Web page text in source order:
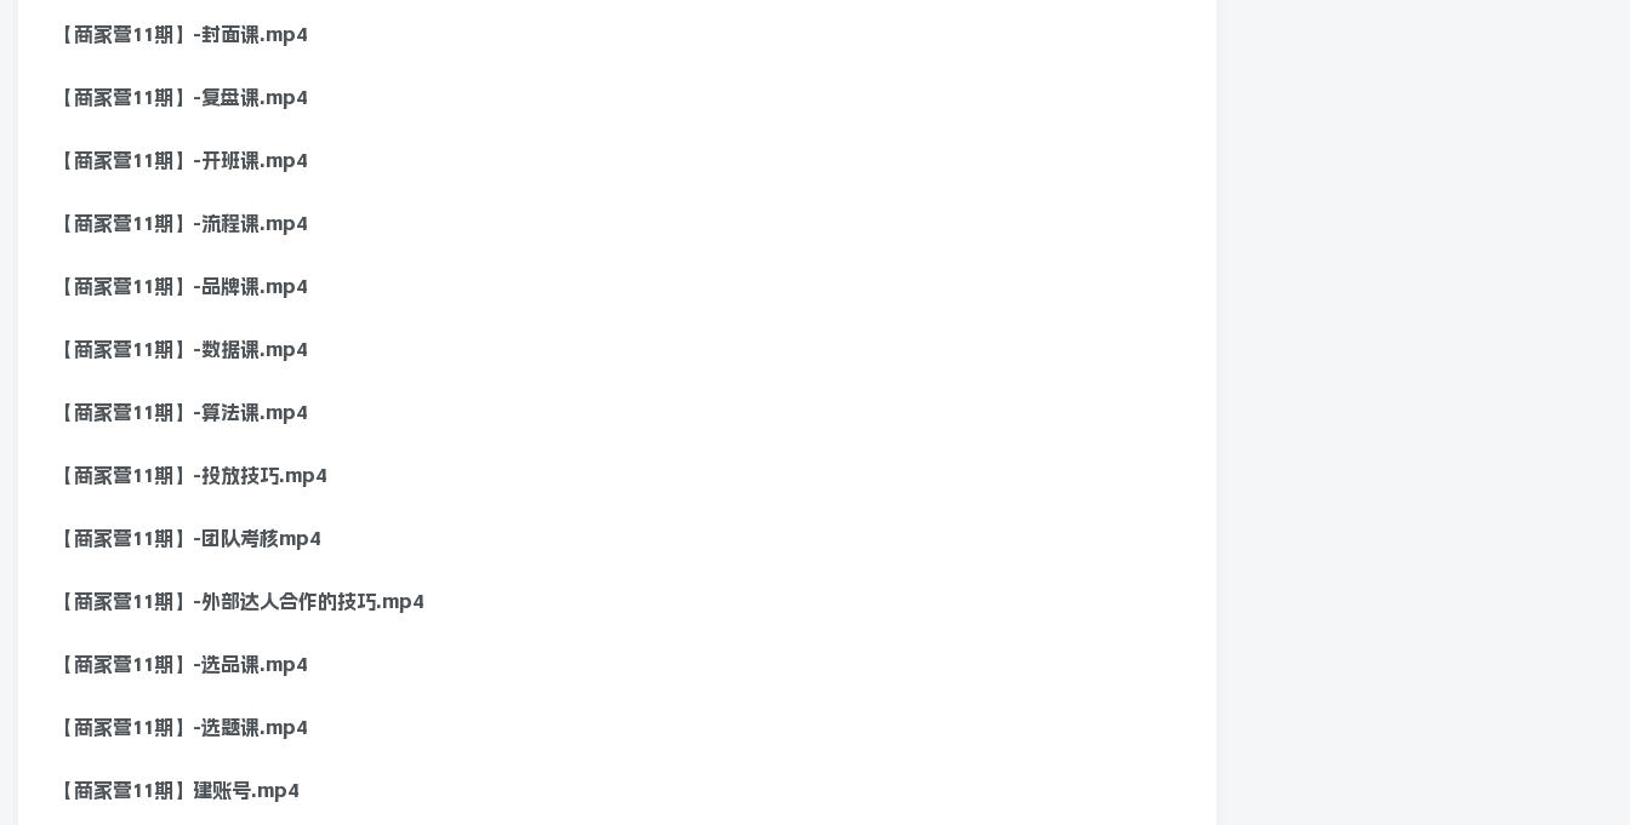
【商家营11期】-封面课.mp4
【商家营11期】-复盘课.mp4
【商家营11期】-开班课.mp4
【商家营11期】-流程课.mp4
【商家营11期】-品牌课.mp4
【商家营11期】-数据课.mp4
【商家营11期】-算法课.mp4
【商家营11期】-投放技巧.mp4
【商家营11期】-团队考核mp4
【商家营11期】-外部达人合作的技巧.mp4
【商家营11期】-选品课.mp4
【商家营11期】-选题课.mp4
【商家营11期】建账号.mp4